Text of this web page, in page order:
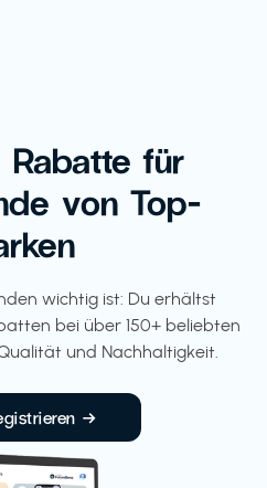
Rabatte für
von Top-
wichtig ist: Du erhältst
bei über 150+ beliebten
und Nachhaltigkeit.
→